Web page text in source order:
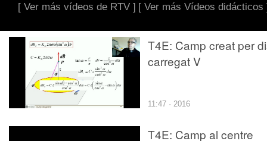
[ Ver más vídeos de RTV ] [ Ver más Vídeos didácticos
T4E: Camp creat per
carregat V
11:47 · 2016
T4E: Camp al centre